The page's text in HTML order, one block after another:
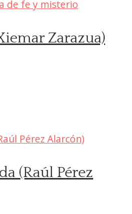
Zarazua)
(Raúl Pérez